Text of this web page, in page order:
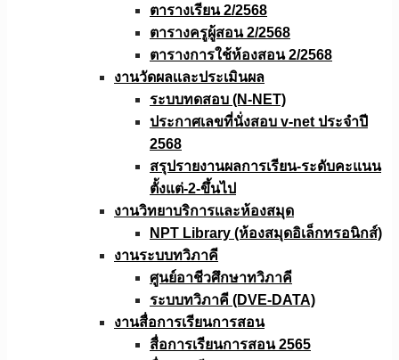
ตารางเรียน 2/2568
ตารางครูผู้สอน 2/2568
ตารางการใช้ห้องสอน 2/2568
งานวัดผลเเละประเมินผล
ระบบทดสอบ (N-NET)
ประกาศเลขที่นั่งสอบ v-net ประจำปี
2568
สรุปรายงานผลการเรียน-ระดับคะแนน
ตั้งแต่-2-ขึ้นไป
งานวิทยาบริการเเละห้องสมุด
NPT Library (ห้องสมุดอิเล็กทรอนิกส์)
งานระบบทวิภาคี
ศูนย์อาชีวศึกษาทวิภาคี
ระบบทวิภาคี (DVE-DATA)
งานสื่อการเรียนการสอน
สื่อการเรียนการสอน 2565